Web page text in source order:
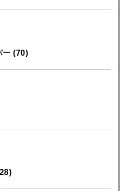
ー(70)